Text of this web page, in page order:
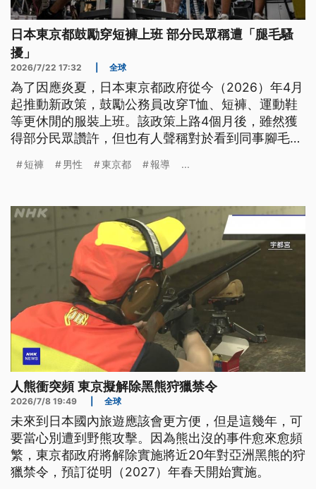
日本東京都鼓勵穿短褲上班 部分民眾稱遭「腿毛騷
擾」
2026/7/22 17:32 全球
為了因應炎夏，日本東京都政府從今（2026）年4月
起推動新政策，鼓勵公務員改穿T恤、短褲、運動鞋
等更休閒的服裝上班。該政策上路4個月後，雖然獲
得部分民眾讚許，但也有人聲稱對於看到同事腳毛感
的情境。
短褲 男性 東京都 報導 ...
人熊衝突頻 東京擬解除黑熊狩獵禁令
2026/7/8 19:49 全球
未來到日本國內旅遊應該會更方便，但是這幾年，可
要當心別遭到野熊攻擊。因為熊出沒的事件愈來愈頻
繁，東京都政府將解除實施將近20年對亞洲黑熊的狩
獵禁令，預訂從明（2027）年春天開始實施。